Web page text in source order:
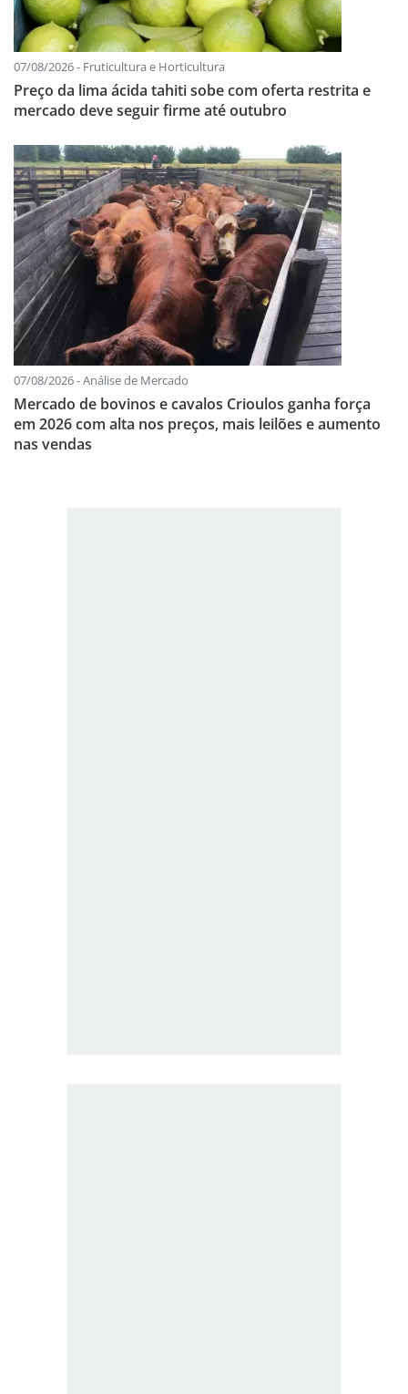
07/08/2026 - Fruticultura e Horticultura
Preço da lima ácida tahiti sobe com oferta restrita e
mercado deve seguir firme até outubro
07/08/2026 - Análise de Mercado
Mercado de bovinos e cavalos Crioulos ganha força
em 2026 com alta nos preços, mais leilões e aumento
nas vendas